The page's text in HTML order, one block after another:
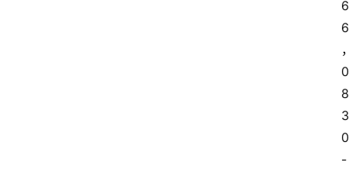
6
6
，
0
8
3
0
-